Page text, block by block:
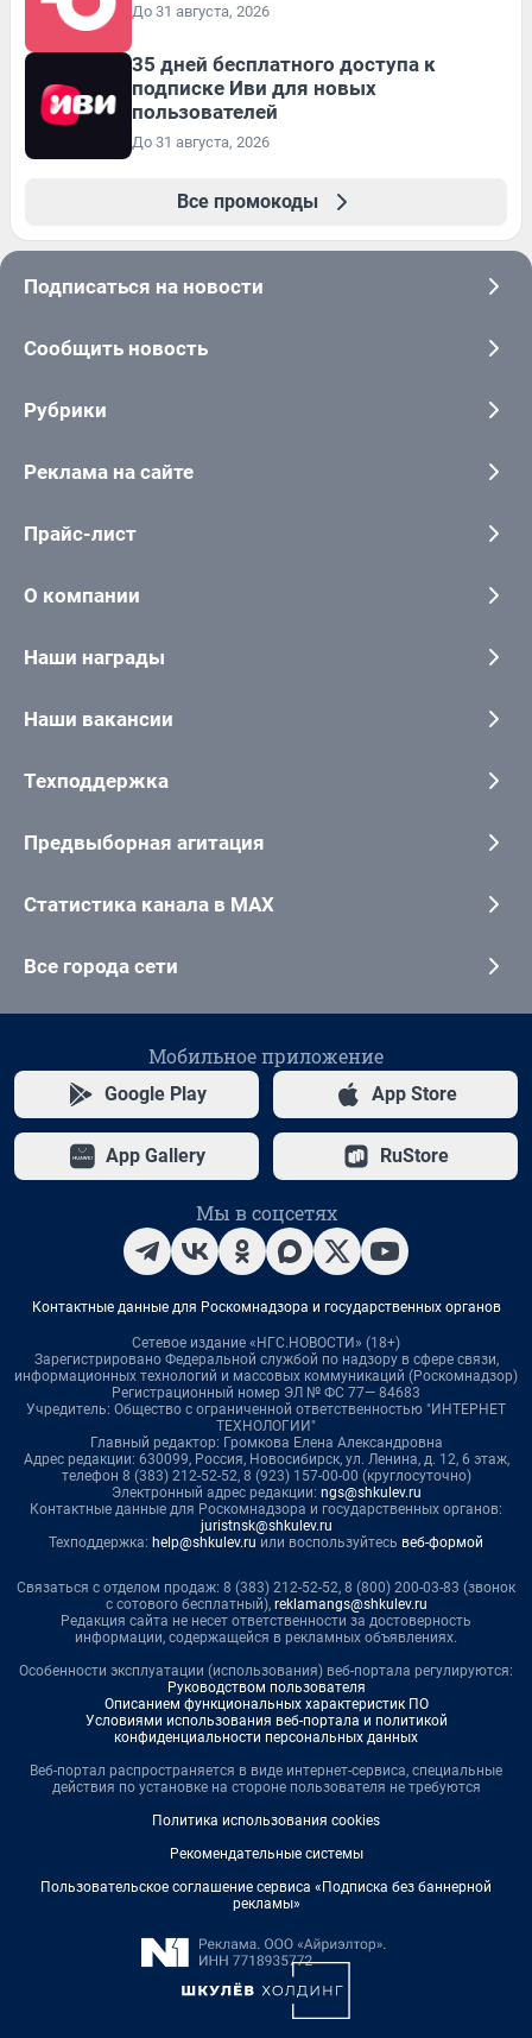
До 31 августа, 2026
35 дней бесплатного доступа к
подписке Иви для новых
пользователей
До 31 августа, 2026
Все промокоды
Подписаться на новости
Сообщить новость
Рубрики
Реклама на сайте
Прайс-лист
О компании
Наши награды
Наши вакансии
Техподдержка
Предвыборная агитация
Статистика канала в MAX
Все города сети
Мобильное приложение
Google Play App Store
App Gallery RuStore
Мы в соцсетях
Контактные данные для Роскомнадзора и государственных органов
Сетевое издание «НГС.НОВОСТИ» (18+)
Зарегистрировано Федеральной службой по надзору в сфере связи,
информационных технологий и массовых коммуникаций (Роскомнадзор)
Регистрационный номер ЭЛ № ФС 77— 84683
Учредитель: Общество с ограниченной ответственностью "ИНТЕРНЕТ
ТЕХНОЛОГИИ"
Главный редактор: Громкова Елена Александровна
Адрес редакции: 630099, Россия, Новосибирск, ул. Ленина, д. 12, 6 этаж,
телефон 8 (383) 212-52-52, 8 (923) 157-00-00 (круглосуточно)
Электронный адрес редакции: ngs@shkulev.ru
Контактные данные для Роскомнадзора и государственных органов:
juristnsk@shkulev.ru
Техподдержка: help@shkulev.ru или воспользуйтесь веб-формой
Связаться с отделом продаж: 8 (383) 212-52-52, 8 (800) 200-03-83 (звонок
с сотового бесплатный), reklamangs@shkulev.ru
Редакция сайта не несет ответственности за достоверность
информации, содержащейся в рекламных объявлениях.
Особенности эксплуатации (использования) веб-портала регулируются:
Руководством пользователя
Описанием функциональных характеристик ПО
Условиями использования веб-портала и политикой
конфиденциальности персональных данных
Веб-портал распространяется в виде интернет-сервиса, специальные
действия по установке на стороне пользователя не требуются
Политика использования cookies
Рекомендательные системы
Пользовательское соглашение сервиса «Подписка без баннерной
рекламы»